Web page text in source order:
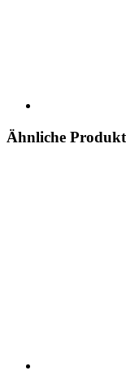
Ähnliche